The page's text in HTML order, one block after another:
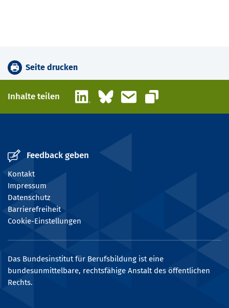
Seite drucken
Inhalte teilen LinkedInBlueskyE-Mail
Link kopieren
Feedback geben
Kontakt
Impressum
Datenschutz
Barrierefreiheit
Cookie-Einstellungen
Das Bundesinstitut für Berufsbildung ist eine
bundesunmittelbare, rechtsfähige Anstalt des öffentlichen
Rechts.